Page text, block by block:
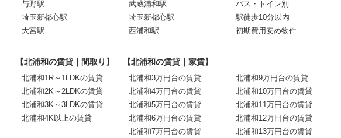
与野駅
埼玉新都心駅
大宮駅
武蔵浦和駅
埼玉新都心駅
西浦和駅
バス・トイレ別
駅徒歩10分以内
初期費用安め物件
【北浦和の賃貸｜間取り】
北浦和1R～1LDKの賃貸
北浦和2K～2LDKの賃貸
北浦和3K～3LDKの賃貸
北浦和4K以上の賃貸
【北浦和の賃貸｜家賃】
北浦和3万円台の賃貸
北浦和4万円台の賃貸
北浦和5万円台の賃貸
北浦和6万円台の賃貸
北浦和7万円台の賃貸
北浦和9万円台の賃貸
北浦和10万円台の賃貸
北浦和11万円台の賃貸
北浦和12万円台の賃貸
北浦和13万円台の賃貸